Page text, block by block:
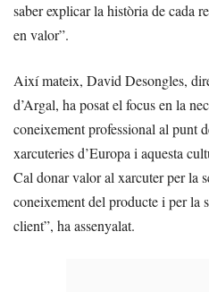
saber explicar la història de cada
en valor”.
Així mateix, David Desongles,
d’Argal, ha posat el focus en la
coneixement professional al punt
xarcuteries d’Europa i aquesta
Cal donar valor al xarcuter per la
coneixement del producte i per la
client”, ha assenyalat.